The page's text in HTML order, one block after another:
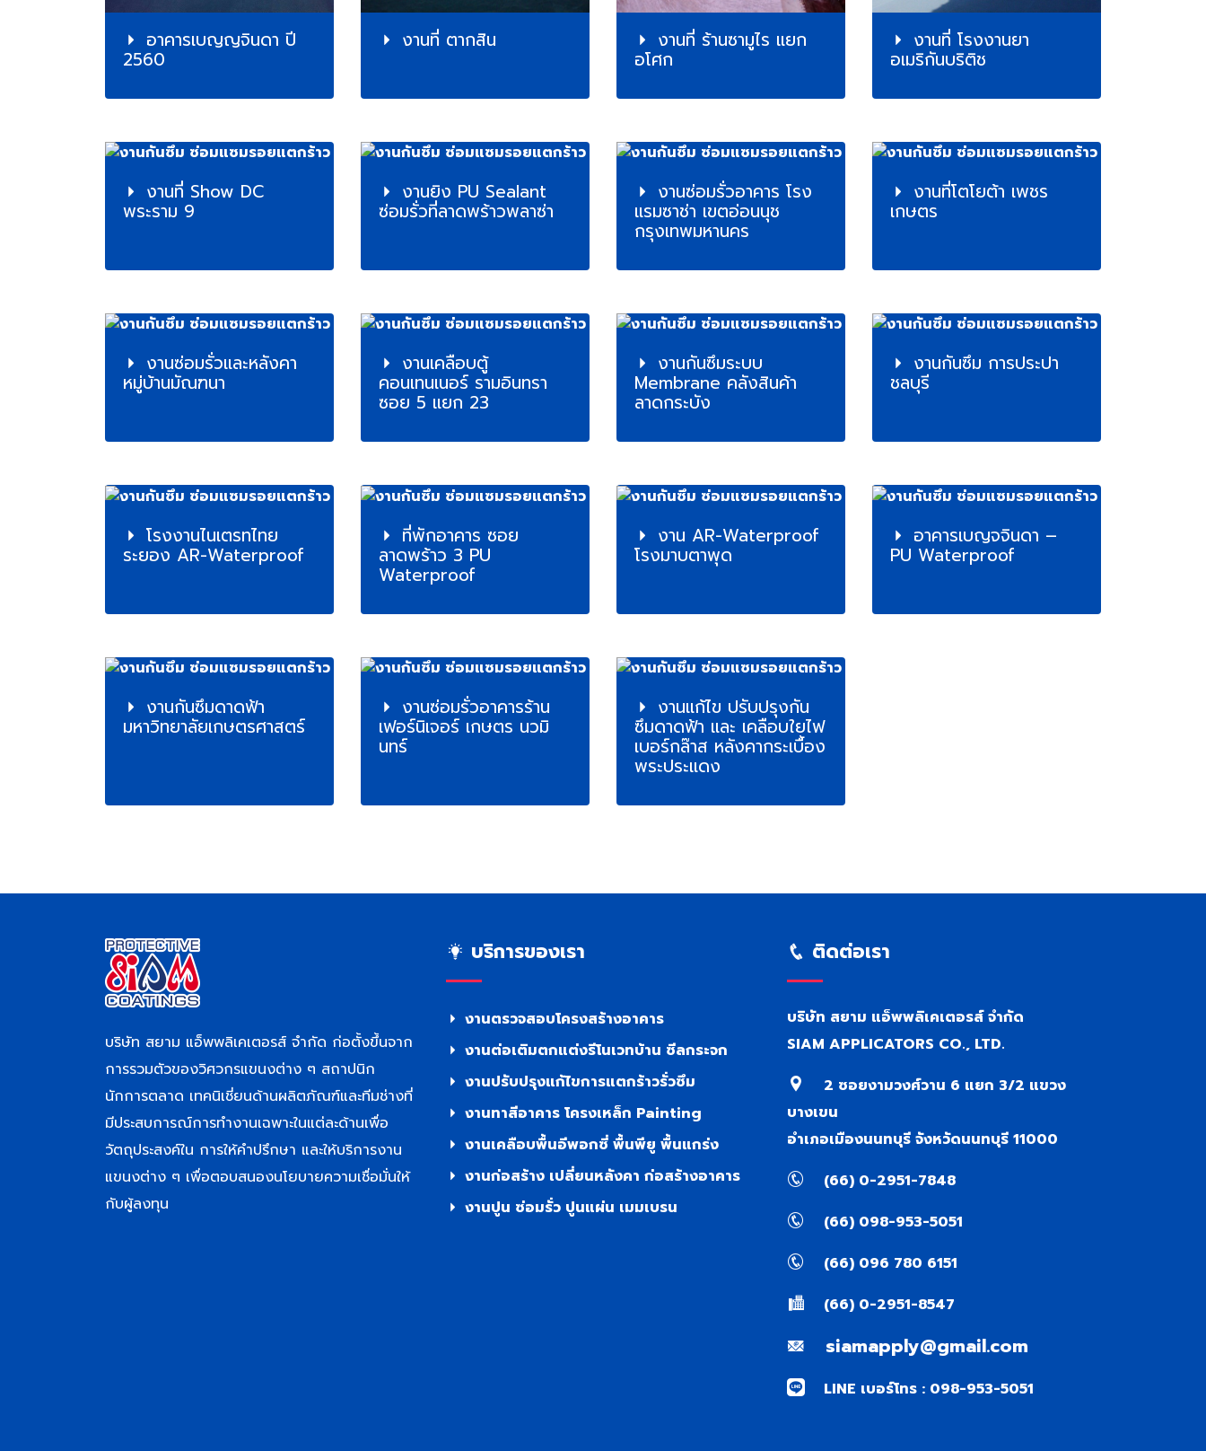
อาคารเบญญจินดา ปี
2560
งานที่ ตากสิน งานที่ ร้านซามูไร แยก
อโศก
งานที่ โรงงานยา
อเมริกันบริติช
งานที่ Show DC
พระราม 9
งานยิง PU Sealant
ซ่อมรั่วที่ลาดพร้าวพลาซ่า
งานซ่อมรั่วอาคาร โรง
แรมซาช่า เขตอ่อนนุช
กรุงเทพมหานคร
งานที่โตโยต้า เพชร
เกษตร
งานซ่อมรั่วและหลังคา
หมู่บ้านมัณฑนา
งานเคลือบตู้
คอนเทนเนอร์ รามอินทรา
ซอย 5 แยก 23
งานกันซึมระบบ
Membrane คลังสินค้า
ลาดกระบัง
งานกันซึม การประปา
ชลบุรี
โรงงานไนเตรทไทย
ระยอง AR-Waterproof
ที่พักอาคาร ซอย
ลาดพร้าว 3 PU
Waterproof
งาน AR-Waterproof
โรงมาบตาพุด
อาคารเบญจจินดา –
PU Waterproof
งานกันซึมดาดฟ้า
มหาวิทยาลัยเกษตรศาสตร์
งานซ่อมรั่วอาคารร้าน
เฟอร์นิเจอร์ เกษตร นวมิ
นทร์
งานแก้ไข ปรับปรุงกัน
ซึมดาดฟ้า และ เคลือบใยไฟ
เบอร์กล๊าส หลังคากระเบื้อง
พระประแดง
บริษัท สยาม แอ็พพลิเคเตอรส์ จำกัด ก่อตั้งขึ้นจาก
การรวมตัวของวิศวกรแขนงต่าง ๆ สถาปนิก
นักการตลาด เทคนิเชี่ยนด้านผลิตภัณฑ์และทีมช่างที่
มีประสบการณ์การทำงานเฉพาะในแต่ละด้านเพื่อ
วัตถุประสงค์ใน การให้คำปรึกษา และให้บริการงาน
แขนงต่าง ๆ เพื่อตอบสนองนโยบายความเชื่อมั่นให้
กับผู้ลงทุน
บริการของเรา
งานตรวจสอบโครงสร้างอาคาร
งานต่อเติมตกแต่งรีโนเวทบ้าน ซีลกระจก
งานปรับปรุงแก้ไขการแตกร้าวรั่วซึม
งานทาสีอาคาร โครงเหล็ก Painting
งานเคลือบพื้นอีพอกซี่ พื้นพียู พื้นแกร่ง
งานก่อสร้าง เปลี่ยนหลังคา ก่อสร้างอาคาร
งานปูน ซ่อมรั่ว ปูนแผ่น เมมเบรน
ติดต่อเรา
บริษัท สยาม แอ็พพลิเคเตอรส์ จำกัด
SIAM APPLICATORS CO., LTD.
2 ซอยงามวงศ์วาน 6 แยก 3/2 แขวง
บางเขน
อำเภอเมืองนนทบุรี จังหวัดนนทบุรี 11000
(66) 0-2951-7848
(66) 098-953-5051
(66) 096 780 6151
(66) 0-2951-8547
siamapply@gmail.com
LINE เบอร์โทร : 098-953-5051